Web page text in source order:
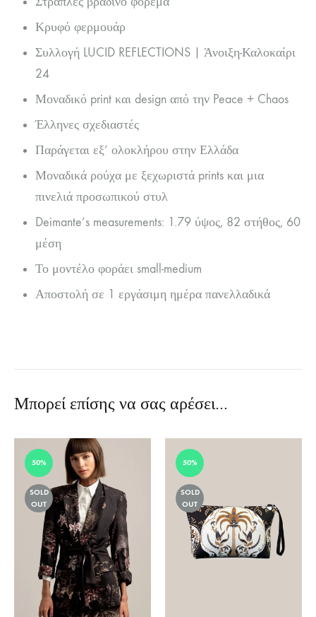
Κρυφό φερμουάρ
Συλλογή LUCID REFLECTIONS | Άνοιξη-Καλοκαίρι
24
Μοναδικό print και design από την Peace + Chaos
Έλληνες σχεδιαστές
Παράγεται εξ’ ολοκλήρου στην Ελλάδα
Μοναδικά ρούχα με ξεχωριστά prints και μια
πινελιά προσωπικού στυλ
Deimante’s measurements: 1.79 ύψος, 82 στήθος, 60
μέση
Το μοντέλο φοράει small-medium
Αποστολή σε 1 εργάσιμη ημέρα πανελλαδικά
Μπορεί επίσης να σας αρέσει…
50%
SOLD
OUT
50%
SOLD
OUT